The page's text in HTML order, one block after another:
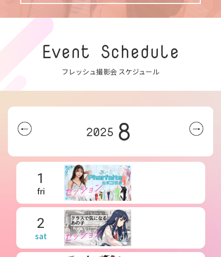
Event Schedule
フレッシュ撮影会 スケジュール
2025 8
1
fri
2
sat